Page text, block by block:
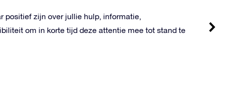
positief zijn over jullie hulp, informatie,
om in korte tijd deze attentie mee tot stand te